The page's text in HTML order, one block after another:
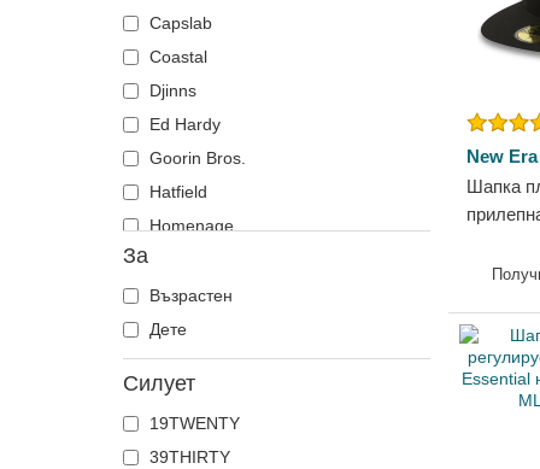
Дракон
Еднорог
Елен
Зебра
Змия
Катерица
Коза
Койот
Кон
Котка
Крава
Крокодил
Куче
Лабрадор ретривър
Capslab
Coastal
Djinns
Ed Hardy
Goorin Bros.
Hatfield
Homenage
Kangol
Kimoa
Mitchell & Ness
New Era
Nike
Oblack
Pica Pica
За
Възрастен
Дете
Силует
19TWENTY
39THIRTY
New Era
Шапка